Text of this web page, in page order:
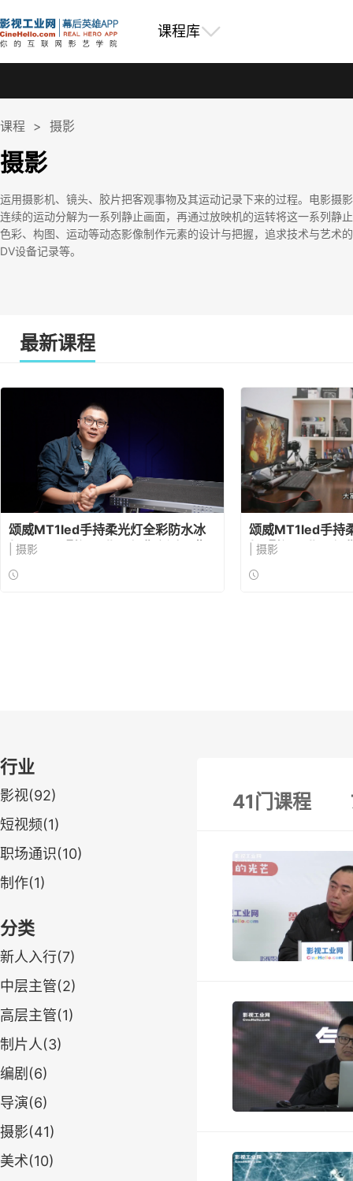
课程库
课程 > 摄影
摄影
运用摄影机、镜头、胶片把客观事物及其运动记录下来的过程。电影摄
连续的运动分解为一系列静止画面，再通过放映机的运转将这一系列静
色彩、构图、运动等动态影像制作元素的设计与把握，追求技术与艺术
DV设备记录等。
最新课程
颂威MT1led手持柔光灯全彩防水冰
灯（二）-影视工业网免费众测37期
| 摄影
颂威MT1led手持
灯-影视工业网免
| 摄影
行业
影视(92)
短视频(1)
职场通识(10)
制作(1)
分类
新人入行(7)
中层主管(2)
高层主管(1)
制片人(3)
编剧(6)
导演(6)
摄影(41)
美术(10)
41门课程